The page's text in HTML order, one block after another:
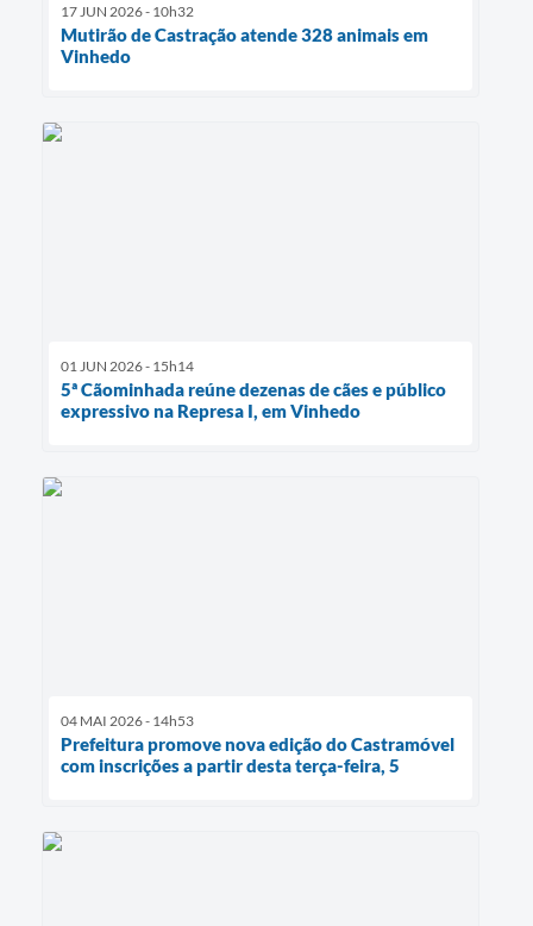
17 JUN 2026 - 10h32
Mutirão de Castração atende 328 animais em
Vinhedo
01 JUN 2026 - 15h14
5ª Cãominhada reúne dezenas de cães e público
expressivo na Represa I, em Vinhedo
04 MAI 2026 - 14h53
Prefeitura promove nova edição do Castramóvel
com inscrições a partir desta terça-feira, 5